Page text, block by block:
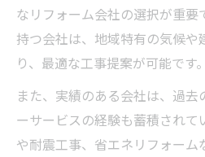
なリフォーム会社の選択が重要
持つ会社は、地域特有の気候や
り、最適な工事提案が可能です。
また、実績のある会社は、過
ーサービスの経験も蓄積されて
や耐震工事、省エネリフォーム